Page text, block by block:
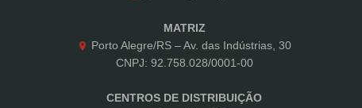
MATRIZ
Porto Alegre/RS – Av. das Indústrias, 30
CNPJ: 92.758.028/0001-00
CENTROS DE DISTRIBUIÇÃO